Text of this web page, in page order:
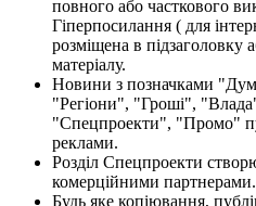
повного або часткового
Гіперпосилання ( для
розміщена в підзаголовку
матеріалу.
Новини з позначками
"Регіони", "Гроші",
"Спецпроекти", "Промо"
реклами.
Розділ Спецпроекти
комерційними партнерами.
Будь яке копіювання,